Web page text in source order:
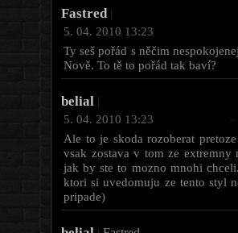
Fastred |
5. 04. 2010 13:23
Ty seš pořád s něčim
Nově. To tě to pořád tak baví?
belial |
5. 04. 2010 13:23
Ale to je skoda rozoberat
vsak zostava v tom ze
jak by ste to mozno mnohi
ktori si uvedomuju ze tento styl
pripade)